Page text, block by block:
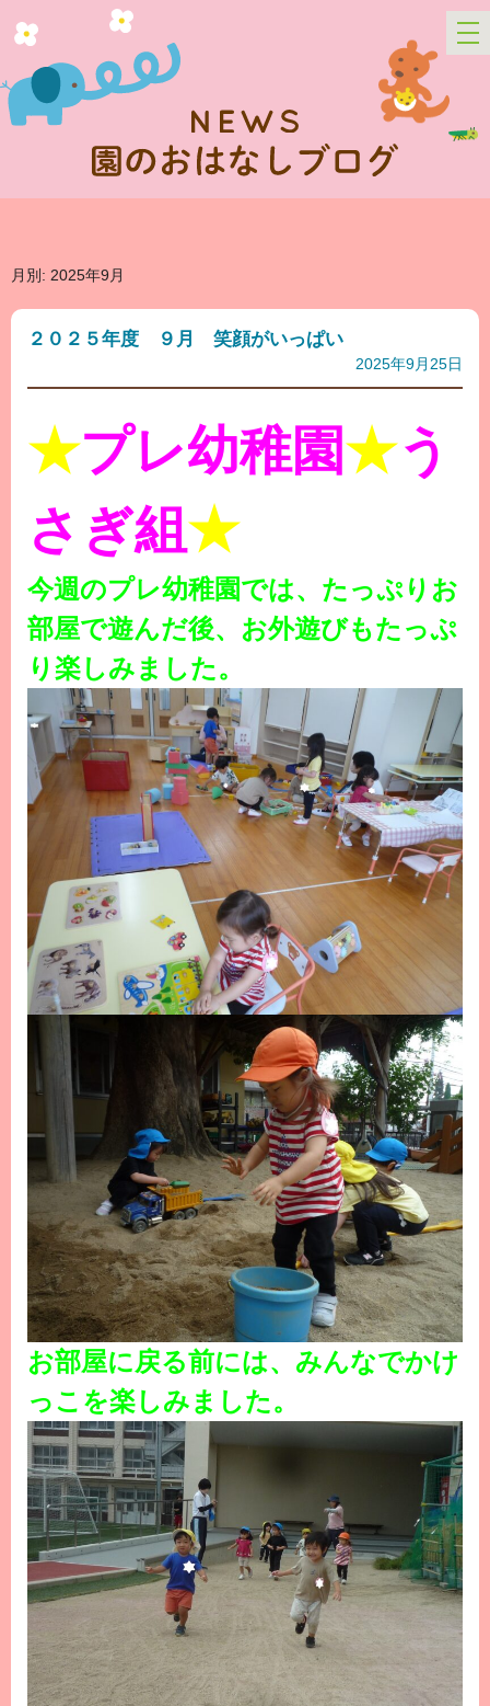
月別: 2025年9月
２０２５年度 ９月 笑顔がいっぱい
2025年9月25日
★プレ幼稚園★う
さぎ組 ★
今週のプレ幼稚園では、たっぷりお
部屋で遊んだ後、お外遊びもたっぷ
り楽しみました。
お部屋に戻る前には、みんなでかけ
っこを楽しみました。